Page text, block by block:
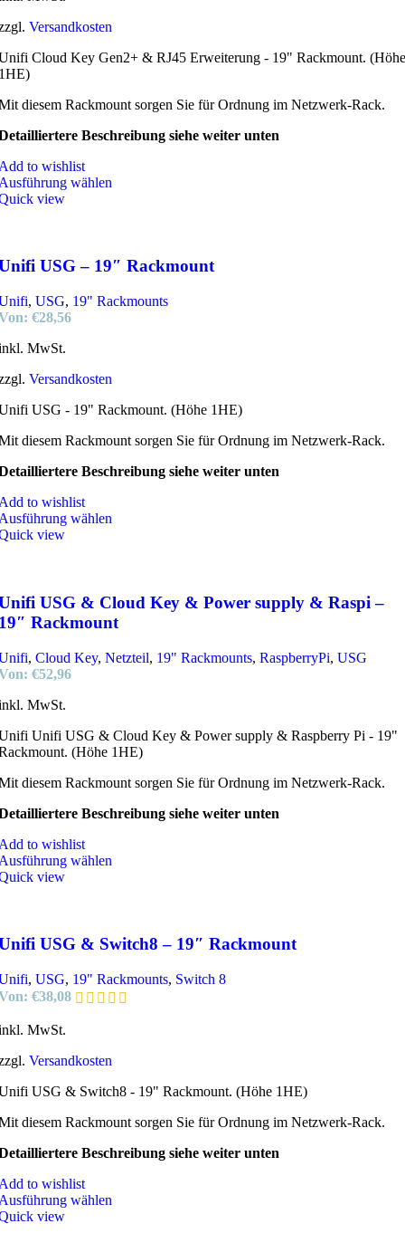
Versandkosten
Cloud Key Gen2+ & RJ45 Erweiterung - 19" Rackmount. (Höhe
diesem Rackmount sorgen Sie für Ordnung im Netzwerk-Rack.
Beschreibung siehe weiter unten
to wishlist
wählen
view
USG – 19″ Rackmount
, USG, 19" Rackmounts
€28,56
MwSt.
Versandkosten
USG - 19" Rackmount. (Höhe 1HE)
diesem Rackmount sorgen Sie für Ordnung im Netzwerk-Rack.
Beschreibung siehe weiter unten
to wishlist
wählen
view
USG & Cloud Key & Power supply & Raspi –
Rackmount
, Cloud Key, Netzteil, 19" Rackmounts, RaspberryPi, USG
€52,96
MwSt.
Unifi USG & Cloud Key & Power supply & Raspberry Pi - 19"
(Höhe 1HE)
diesem Rackmount sorgen Sie für Ordnung im Netzwerk-Rack.
Beschreibung siehe weiter unten
to wishlist
wählen
view
USG & Switch8 – 19″ Rackmount
, USG, 19" Rackmounts, Switch 8
€38,08
MwSt.
Versandkosten
USG & Switch8 - 19" Rackmount. (Höhe 1HE)
diesem Rackmount sorgen Sie für Ordnung im Netzwerk-Rack.
Beschreibung siehe weiter unten
to wishlist
wählen
view